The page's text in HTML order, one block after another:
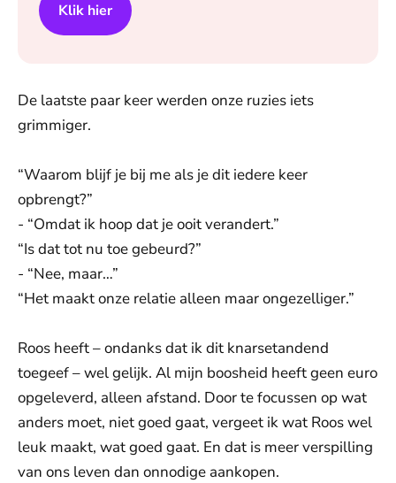
Klik hier
De laatste paar keer werden onze ruzies iets
grimmiger.
“Waarom blijf je bij me als je dit iedere keer
opbrengt?”
- “Omdat ik hoop dat je ooit verandert.”
“Is dat tot nu toe gebeurd?”
- “Nee, maar…”
“Het maakt onze relatie alleen maar ongezelliger.”
Roos heeft – ondanks dat ik dit knarsetandend
toegeef – wel gelijk. Al mijn boosheid heeft geen euro
opgeleverd, alleen afstand. Door te focussen op wat
anders moet, niet goed gaat, vergeet ik wat Roos wel
leuk maakt, wat goed gaat. En dat is meer verspilling
van ons leven dan onnodige aankopen.